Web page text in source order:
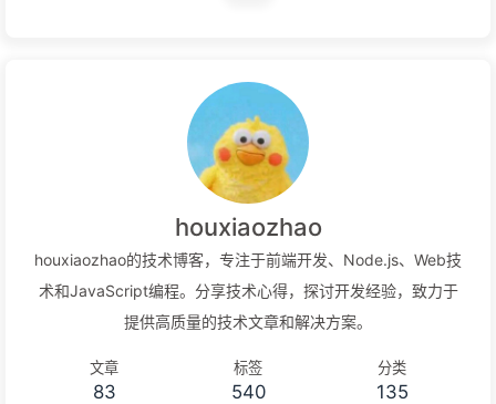
houxiaozhao
houxiaozhao的技术博客，专注于前端开发、Node.js、Web技
术和JavaScript编程。分享技术心得，探讨开发经验，致力于
提供高质量的技术文章和解决方案。
文章
83
标签
540
分类
135